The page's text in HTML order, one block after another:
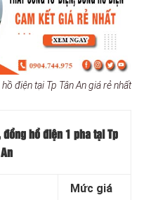
điện tại Tp Tân An giá rẻ nhất
hồ điện 1 pha tại Tp
Mức giá